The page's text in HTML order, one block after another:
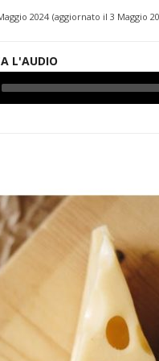
2024 (aggiornato il 3 Maggio
L'AUDIO